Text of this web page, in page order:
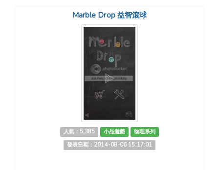
Marble Drop 益智滾球
人氣：5,385 小品遊戲
物理系列
發表日期：2014-08-06 15:17:01